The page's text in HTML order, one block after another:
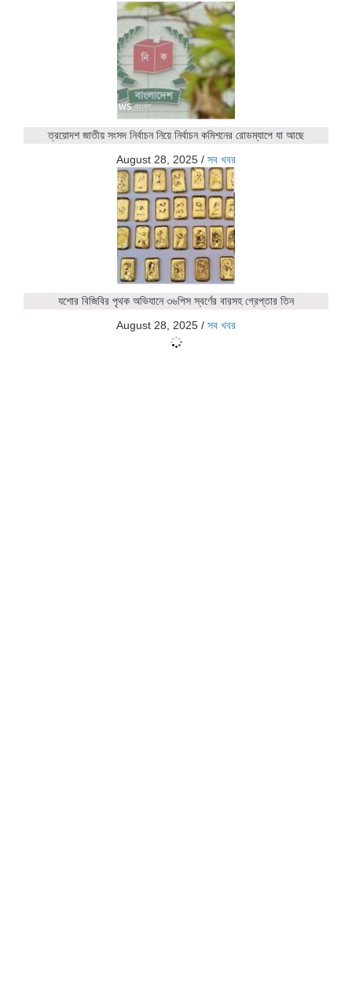
ত্রয়োদশ জাতীয় সংসদ নির্বাচন নিয়ে নির্বাচন কমিশনের রোডম্যাপে যা আছে
August 28, 2025 / সব খবর
যশোর বিজিবির পৃথক অভিযানে ৩৬পিস স্বর্ণের বারসহ গ্রেপ্তার তিন
August 28, 2025 / সব খবর